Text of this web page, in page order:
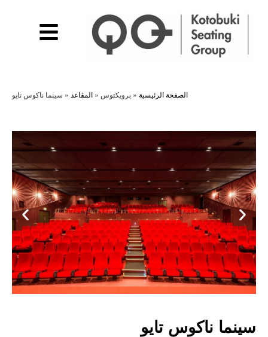
الصفحة الرئيسية » برويكتوس » المقاعد » سينما ناكوس تايو
سينما ناكوس تايو